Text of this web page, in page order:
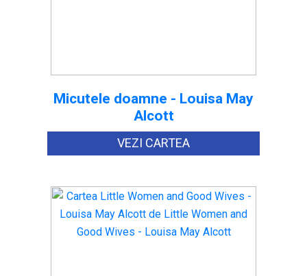
Micutele doamne - Louisa May
Alcott
VEZI CARTEA